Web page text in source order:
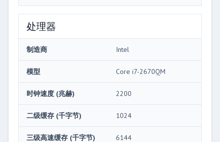
处理器
制造商 Intel
模型 Core i7-2670QM
时钟速度 (兆赫) 2200
二级缓存 (千字节) 1024
三级高速缓存 (千字节) 6144